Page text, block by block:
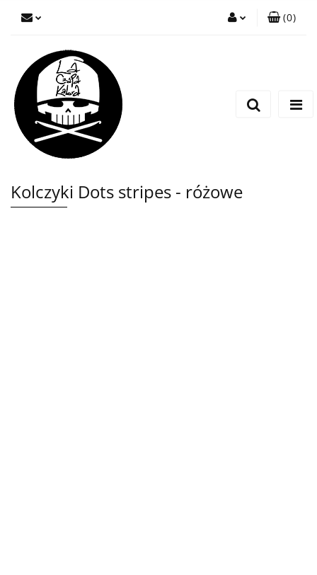
(0)
Kolczyki Dots stripes - różowe